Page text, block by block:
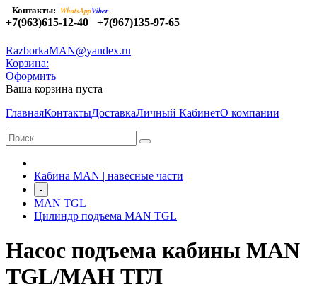
Контакты: WhatsAppViber
+7(963)615-12-40 +7(967)135-97-65
RazborkaMAN@yandex.ru
Корзина:
Оформить
Ваша корзина пуста
ГлавнаяКонтактыДоставкаЛичный КабинетО компании
Кабина MAN | навесные части
-
MAN TGL
Цилиндр подъема MAN TGL
Насос подъема кабины MAN
TGL/МАН ТГЛ